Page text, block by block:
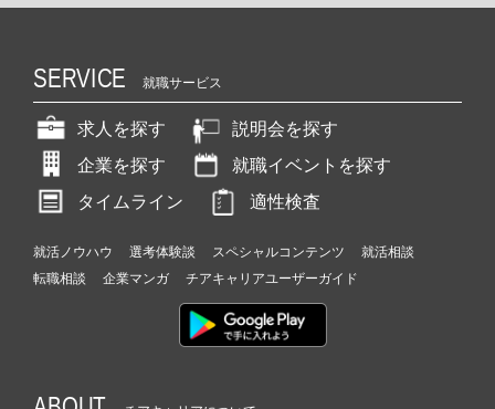
SERVICE 就職サービス
求人を探す
説明会を探す
企業を探す
就職イベントを探す
タイムライン
適性検査
就活ノウハウ 選考体験談 スペシャルコンテンツ
就活相談
転職相談
企業マンガ チアキャリアユーザーガイド